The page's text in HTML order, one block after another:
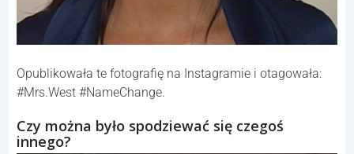
Opublikowała te fotografię na Instagramie i otagowała:
#Mrs.West #NameChange.
Czy można było spodziewać się czegoś
innego?